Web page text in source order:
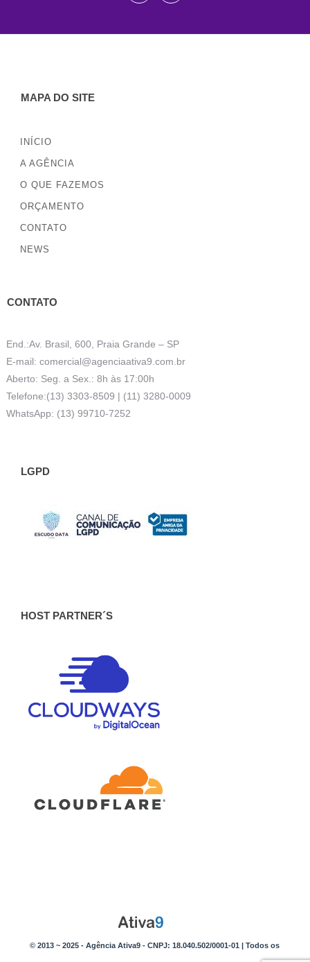
MAPA DO SITE
INÍCIO
A AGÊNCIA
O QUE FAZEMOS
ORÇAMENTO
CONTATO
NEWS
CONTATO
End.:Av. Brasil, 600, Praia Grande – SP
E-mail: comercial@agenciaativa9.com.br
Aberto: Seg. a Sex.: 8h às 17:00h
Telefone:(13) 3303-8509 | (11) 3280-0009
WhatsApp: (13) 99710-7252
LGPD
HOST PARTNER´S
© 2013 ~ 2025 - Agência Ativa9 - CNPJ: 18.040.502/0001-01 | Todos os